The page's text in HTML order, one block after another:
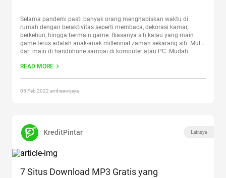
Selama pandemi pasti banyak orang menghabiskan waktu di
rumah dengan beraktivitas seperti membaca, dekorasi kamar,
berkebun, hingga bermain game. Biasanya sih kalau yang main
game terus adalah anak-anak millennial zaman sekarang sih. Mulai
dari main di handphone sampai di komputer atau PC. Mudah
suka main game
READ MORE
05 Feb 2022 andreawijaya
KreditPintar Lainnya
7 Situs Download MP3 Gratis yang